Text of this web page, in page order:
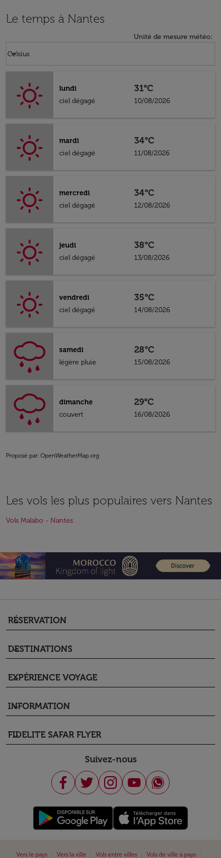
Le temps à Nantes
Unité de mesure météo:
Celsius
keyboard_arrow_down
lundi
ciel dégagé
31°C
10/08/2026
mardi
ciel dégagé
34°C
11/08/2026
mercredi
ciel dégagé
34°C
12/08/2026
jeudi
ciel dégagé
38°C
13/08/2026
vendredi
ciel dégagé
35°C
14/08/2026
samedi
légère pluie
28°C
15/08/2026
dimanche
couvert
29°C
16/08/2026
Proposé par: OpenWeatherMap.org
Les vols les plus populaires vers Nantes
Vols Malabo - Nantes
RÉSERVATION
keyboard_arrow_down
DESTINATIONS
keyboard_arrow_down
EXPÉRIENCE VOYAGE
keyboard_arrow_down
INFORMATION
keyboard_arrow_down
FIDELITE SAFAR FLYER
keyboard_arrow_down
Suivez-nous
Vers le pays Vers la ville Vols entre villes Vols de ville à pays